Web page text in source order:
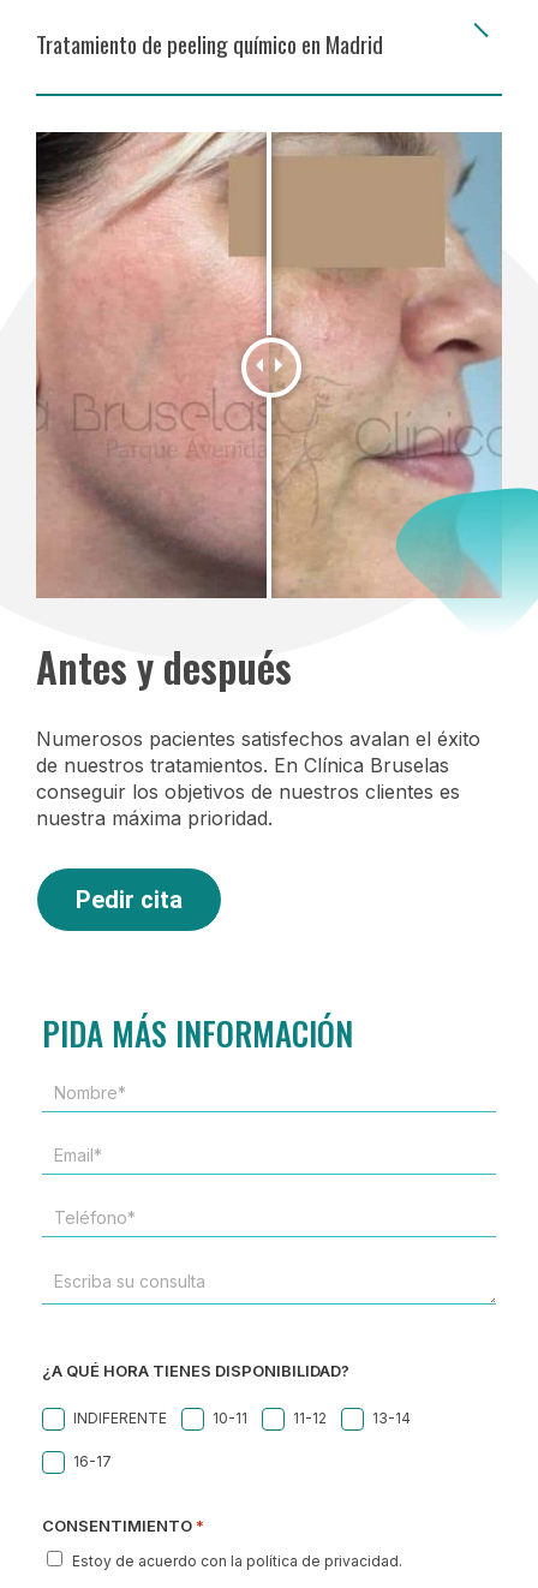
Tratamiento de peeling químico en Madrid
Antes y después
Numerosos pacientes satisfechos avalan el éxito
de nuestros tratamientos. En Clínica Bruselas
conseguir los objetivos de nuestros clientes es
nuestra máxima prioridad.
Pedir cita
PIDA MÁS INFORMACIÓN
NOMBRE*
*
EMAIL
*
TELÉFONO
*
ESCRIBA
SU
¿A QUÉ HORA TIENES DISPONIBILIDAD?
INDIFERENTE 10-11 11-12 13-14
16-17
CONSENTIMIENTO *
Estoy de acuerdo con la política de privacidad.